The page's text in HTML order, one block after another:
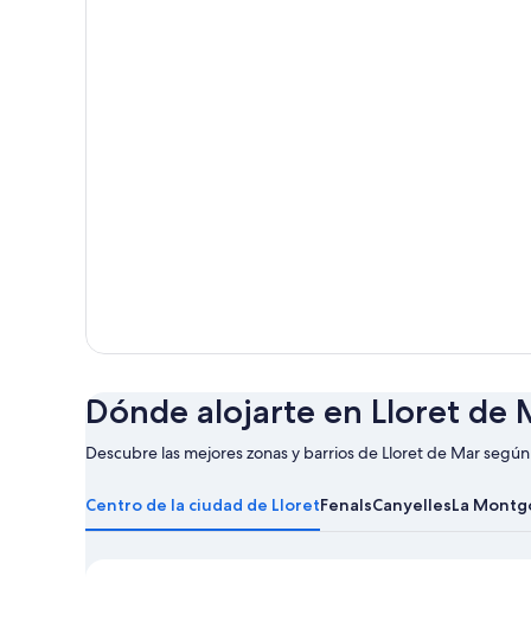
Dónde alojarte en Lloret de
Descubre las mejores zonas y barrios de Lloret de Mar
más
información
sobre
Centro de la ciudad de LloretFenalsCanyellesLa